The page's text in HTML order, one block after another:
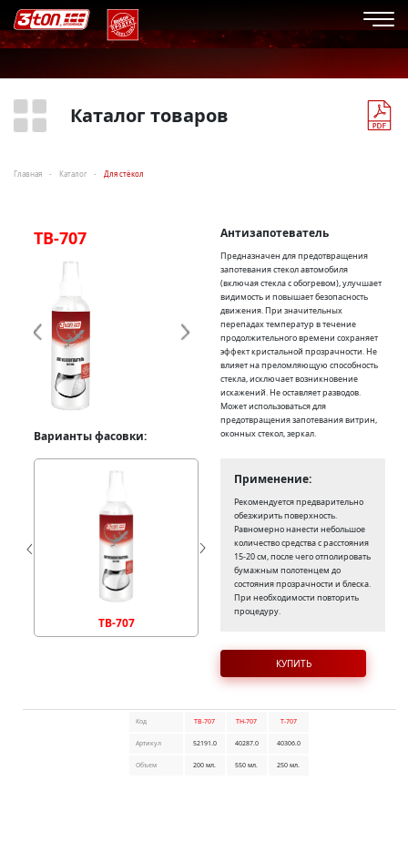
Каталог товаров
Главная Каталог Для стёкол
TB-707 TH-707
Варианты фасовки:
TB-707
Антизапотеватель
Предназначен для предотвращения
запотевания стекол автомобиля
(включая стекла с обогревом), улучшает
видимость и повышает безопасность
движения. При значительных
перепадах температур в течение
продолжительного времени сохраняет
эффект кристальной прозрачности. Не
влияет на преломляющую способность
стекла, исключает возникновение
искажений. Не оставляет разводов.
Может использоваться для
предотвращения запотевания витрин,
оконных стекол, зеркал.
Применение:
Рекомендуется предварительно
обезжирить поверхность.
Равномерно нанести небольшое
количество средства с расстояния
15-20 см, после чего отполировать
бумажным полотенцем до
состояния прозрачности и блеска.
При необходимости повторить
процедуру.
КУПИТЬ
Код TB-707 TH-707 T-707
Артикул 52191.0 40287.0 40306.0
Объем 200 мл. 550 мл. 250 мл.